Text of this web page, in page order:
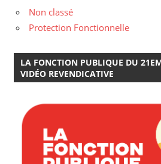
Non classé
Protection Fonctionnelle
LA FONCTION PUBLIQUE DU
VIDÉO REVENDICATIVE